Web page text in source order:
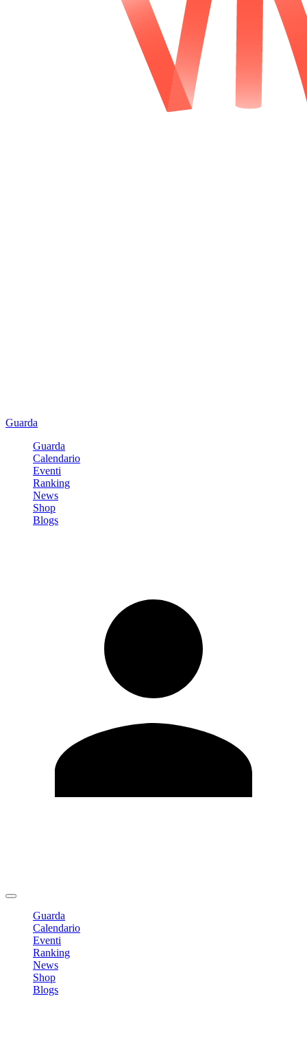
Guarda
Guarda
Calendario
Eventi
Ranking
News
Shop
Blogs
Guarda
Calendario
Eventi
Ranking
News
Shop
Blogs